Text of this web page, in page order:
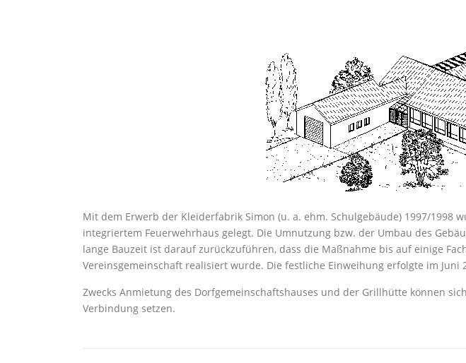
Mit dem Erwerb der Kleiderfabrik Simon (u. a. ehm. Schulgebäude) 1997/
integriertem Feuerwehrhaus gelegt. Die Umnutzung bzw. der Umbau des
lange Bauzeit ist darauf zurückzuführen, dass die Maßnahme bis auf einige
Vereinsgemeinschaft realisiert wurde. Die festliche Einweihung erfolgte im Juni
Zwecks Anmietung des Dorfgemeinschaftshauses und der Grillhütte können
Verbindung setzen.